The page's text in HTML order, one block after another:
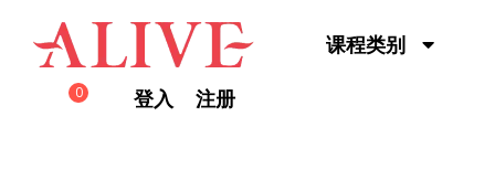
课程类别
0 登入 注册